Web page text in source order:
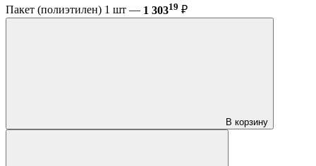
Пакет (полиэтилен) 1 шт — 1 30319 ₽
В корзину